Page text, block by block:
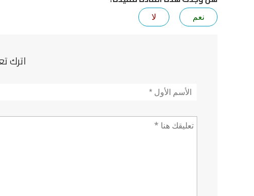
نعم لا
اترك
الأسم*
تعليق *